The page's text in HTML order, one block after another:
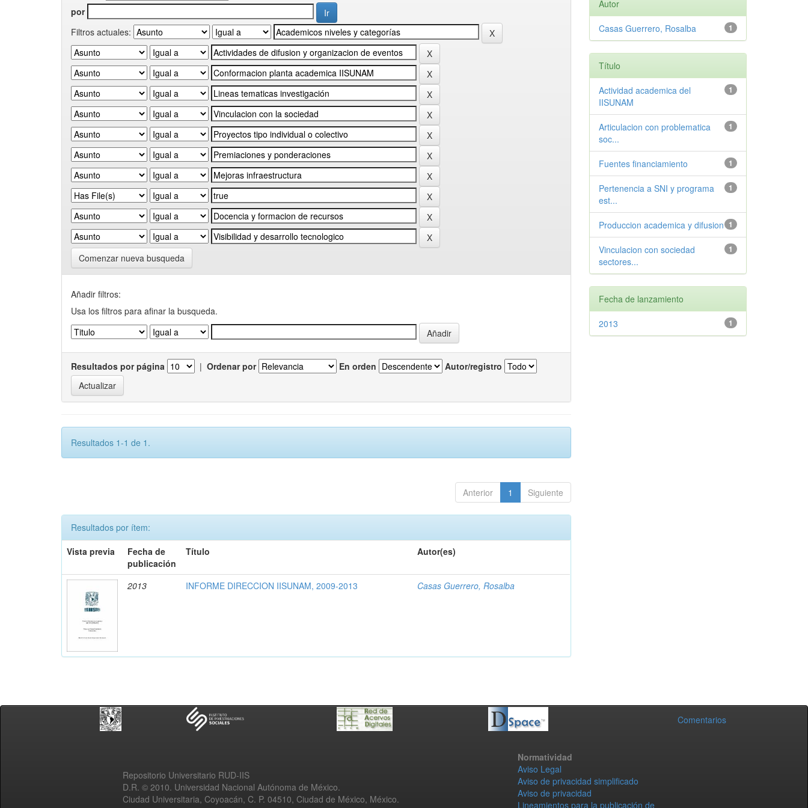
por
Filtros actuales:
Comenzar nueva busqueda
Añadir filtros:
Usa los filtros para afinar la busqueda.
Resultados por página | Ordenar por En orden Autor/registro
Resultados 1-1 de 1.
Anterior 1 Siguiente
Resultados por ítem:
Vista previa
Fecha de
publicación
Título Autor(es)
2013 INFORME DIRECCION IISUNAM, 2009-2013 Casas Guerrero, Rosalba
Autor
1
Casas Guerrero, Rosalba
Título
1
Actividad academica del
IISUNAM
1
Articulacion con problematica
soc...
1
Fuentes financiamiento
1
Pertenencia a SNI y programa
est...
1
Produccion academica y difusion
1
Vinculacion con sociedad
sectores...
Fecha de lanzamiento
1
2013
Comentarios
Repositorio Universitario RUD-IIS
D.R. © 2010. Universidad Nacional Autónoma de México.
Ciudad Universitaria, Coyoacán, C. P. 04510, Ciudad de México, México.
Normatividad
Aviso Legal
Aviso de privacidad simplificado
Aviso de privacidad
Lineamientos para la publicación de